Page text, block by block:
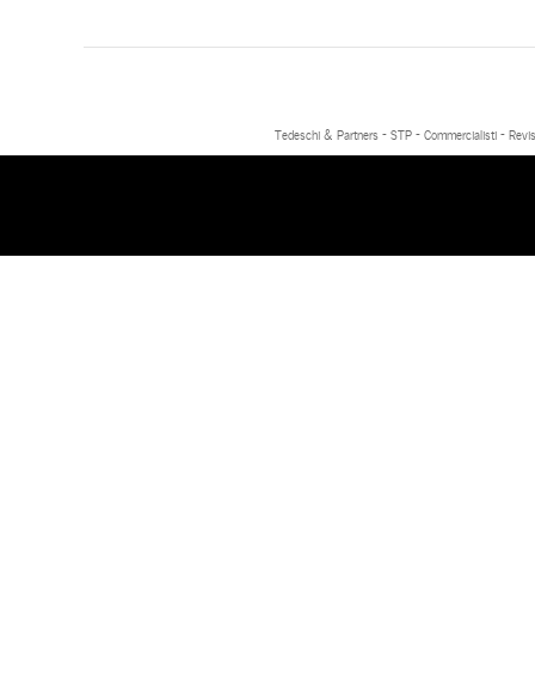
Tedeschi & Partners - STP - Commercialisti -